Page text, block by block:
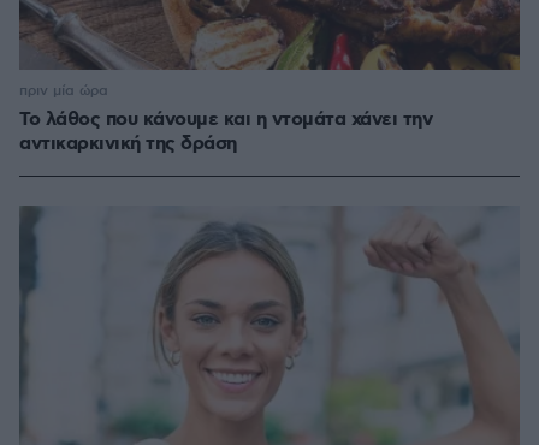
Το λάθος που κάνουμε και η ντομάτα χάνει την
αντικαρκινική της δράση
πριν μία ώρα